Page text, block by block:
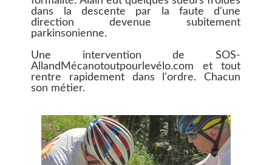
dans la descente par la faute d'une
direction devenue subitement
parkinsonienne.
Une intervention de SOS-
AllandMécanotoutpourlevélo.com et tout
rentre rapidement dans l'ordre. Chacun
son métier.